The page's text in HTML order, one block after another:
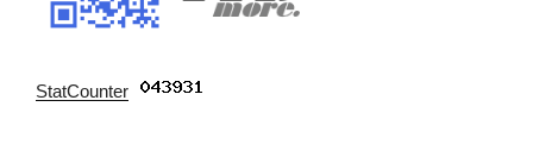
StatCounter